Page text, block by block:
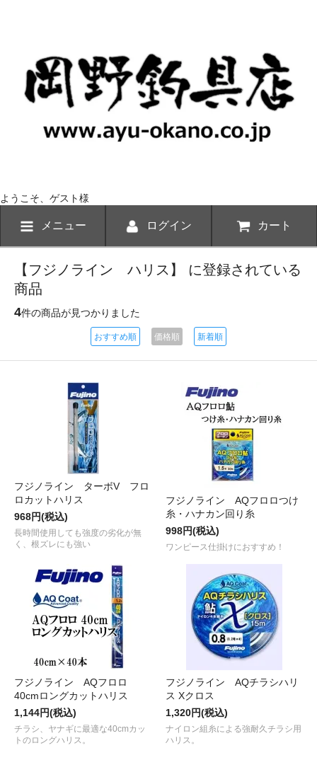
ようこそ、ゲスト様
メニュー ログイン カート
【フジノライン ハリス】 に登録されている
商品
4件の商品が見つかりました
おすすめ順 価格順 新着順
フジノライン ターボV フロ
ロカットハリス
968円(税込)
長時間使用しても強度の劣化が無
く、根ズレにも強い
フジノライン AQフロロつけ
糸・ハナカン回り糸
998円(税込)
ワンピース仕掛けにおすすめ！
フジノライン AQフロロ
40cmロングカットハリス
1,144円(税込)
チラシ、ヤナギに最適な40cmカッ
トのロングハリス。
フジノライン AQチラシハリ
ス Xクロス
1,320円(税込)
ナイロン組糸による強耐久チラシ用
ハリス。